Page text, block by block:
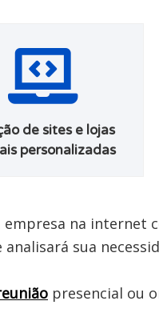
de sites e lojas
personalizadas
empresa na internet
analisará sua
presencial ou